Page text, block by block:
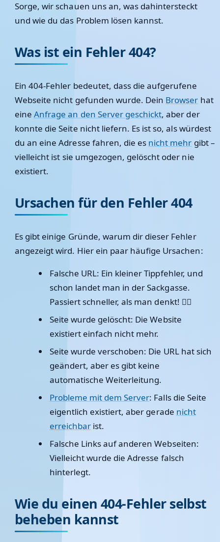
Sorge, wir schauen uns an, was dahintersteckt
und wie du das Problem lösen kannst.
Was ist ein Fehler 404?
Ein 404-Fehler bedeutet, dass die aufgerufene
Webseite nicht gefunden wurde. Dein Browser hat
eineAnfrage an den Server geschickt, aber der
konnte die Seite nicht liefern. Es ist so, als würdest
du an eine Adresse fahren, die es nicht mehr gibt –
vielleicht ist sie umgezogen, gelöscht oder nie
existiert.
Ursachen für den Fehler 404
Es gibt einige Gründe, warum dir dieser Fehler
angezeigt wird. Hier ein paar häufige Ursachen:
Falsche URL: Ein kleiner Tippfehler, und
schon landet man in der Sackgasse.
Passiert schneller, als man denkt! 🤦‍♂️
Seite wurde gelöscht: Die Website
existiert einfach nicht mehr.
Seite wurde verschoben: Die URL hat sich
geändert, aber es gibt keine
automatische Weiterleitung.
Probleme mit dem Server: Falls die Seite
eigentlich existiert, aber gerade nicht
erreichbarist.
Falsche Links auf anderen Webseiten:
Vielleicht wurde die Adresse falsch
hinterlegt.
Wie du einen 404-Fehler selbst
beheben kannst